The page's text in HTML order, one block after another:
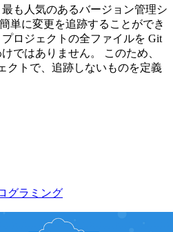
も人気のあるバージョン管理シ
単に変更を追跡することができ
ロジェクトの全ファイルを Git
ではありません。 このため、
クトで、追跡しないものを定義
グラミング